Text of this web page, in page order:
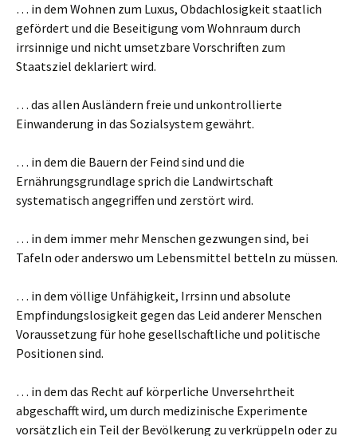
… in dem Wohnen zum Luxus, Obdachlosigkeit staatlich
gefördert und die Beseitigung vom Wohnraum durch
irrsinnige und nicht umsetzbare Vorschriften zum
Staatsziel deklariert wird.
… das allen Ausländern freie und unkontrollierte
Einwanderung in das Sozialsystem gewährt.
… in dem die Bauern der Feind sind und die
Ernährungsgrundlage sprich die Landwirtschaft
systematisch angegriffen und zerstört wird.
… in dem immer mehr Menschen gezwungen sind, bei
Tafeln oder anderswo um Lebensmittel betteln zu müssen.
… in dem völlige Unfähigkeit, Irrsinn und absolute
Empfindungslosigkeit gegen das Leid anderer Menschen
Voraussetzung für hohe gesellschaftliche und politische
Positionen sind.
… in dem das Recht auf körperliche Unversehrtheit
abgeschafft wird, um durch medizinische Experimente
vorsätzlich ein Teil der Bevölkerung zu verkrüppeln oder zu